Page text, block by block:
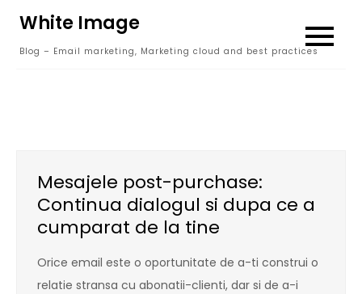
content
White Image
Blog – Email marketing, Marketing cloud and best practices
Mesajele post-purchase:
Continua dialogul si dupa ce a
cumparat de la tine
Orice email este o oportunitate de a-ti construi o
relatie stransa cu abonatii-clienti, dar si de a-i